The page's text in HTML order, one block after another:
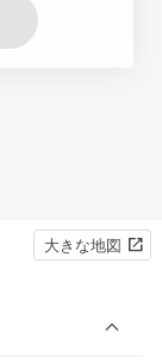
大きな地図